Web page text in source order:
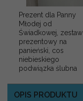
Prezent dla Panny
Młodej od
Świadkowej, zestaw
prezentowy na
panieński, cos
niebieskiego
podwiązka ślubna
OPIS PRODUKTU